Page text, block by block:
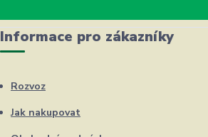
Informace pro zákazníky
Rozvoz
Jak nakupovat